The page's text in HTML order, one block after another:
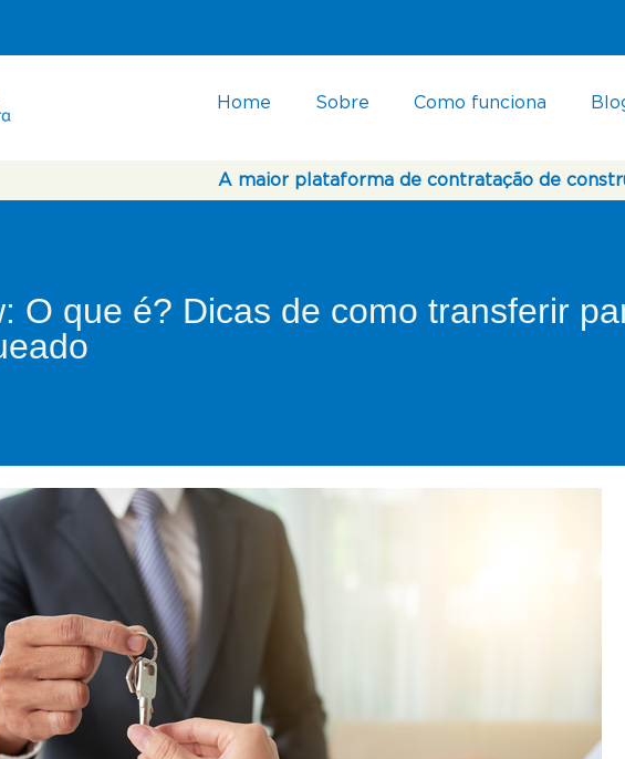
Home Sobre Como funciona
A maior plataforma de contratação de
O que é? Dicas de como transferir